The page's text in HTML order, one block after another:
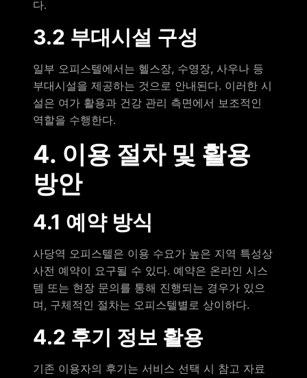
다.
3.2 부대시설 구성
일부 오피스텔에서는 헬스장, 수영장, 사우나 등
부대시설을 제공하는 것으로 안내된다. 이러한 시
설은 여가 활용과 건강 관리 측면에서 보조적인
역할을 수행한다.
4. 이용 절차 및 활용
방안
4.1 예약 방식
사당역 오피스텔은 이용 수요가 높은 지역 특성상
사전 예약이 요구될 수 있다. 예약은 온라인 시스
템 또는 현장 문의를 통해 진행되는 경우가 있으
며, 구체적인 절차는 오피스텔별로 상이하다.
4.2 후기 정보 활용
기존 이용자의 후기는 서비스 선택 시 참고 자료